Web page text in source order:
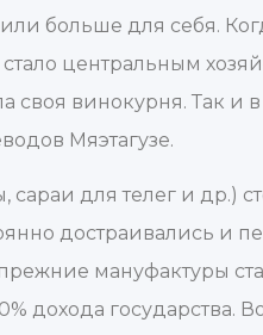
больше для себя.
центральным
своя винокурня. Так и
Мяэтагузе.
для телег и др.)
достраивались и
мануфактуры
дохода